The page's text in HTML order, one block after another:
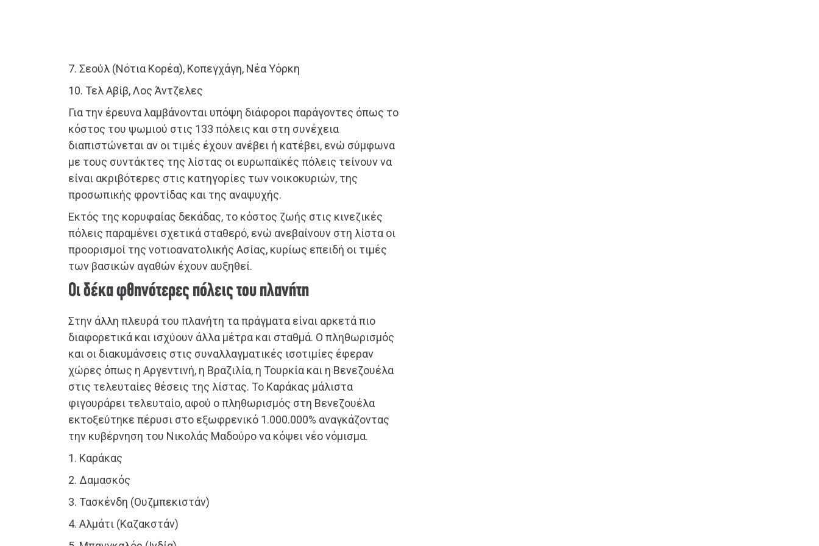
7. Σεούλ (Νότια Κορέα), Κοπεγχάγη, Νέα Υόρκη
10. Τελ Αβίβ, Λος Άντζελες
Για την έρευνα λαμβάνονται υπόψη διάφοροι παράγοντες όπως το
κόστος του ψωμιού στις 133 πόλεις και στη συνέχεια
διαπιστώνεται αν οι τιμές έχουν ανέβει ή κατέβει, ενώ σύμφωνα
με τους συντάκτες της λίστας οι ευρωπαϊκές πόλεις τείνουν να
είναι ακριβότερες στις κατηγορίες των νοικοκυριών, της
προσωπικής φροντίδας και της αναψυχής.
Εκτός της κορυφαίας δεκάδας, το κόστος ζωής στις κινεζικές
πόλεις παραμένει σχετικά σταθερό, ενώ ανεβαίνουν στη λίστα οι
προορισμοί της νοτιοανατολικής Ασίας, κυρίως επειδή οι τιμές
των βασικών αγαθών έχουν αυξηθεί.
Οι δέκα φθηνότερες πόλεις του πλανήτη
Στην άλλη πλευρά του πλανήτη τα πράγματα είναι αρκετά πιο
διαφορετικά και ισχύουν άλλα μέτρα και σταθμά. Ο πληθωρισμός
και οι διακυμάνσεις στις συναλλαγματικές ισοτιμίες έφεραν
χώρες όπως η Αργεντινή, η Βραζιλία, η Τουρκία και η Βενεζουέλα
στις τελευταίες θέσεις της λίστας. Το Καράκας μάλιστα
φιγουράρει τελευταίο, αφού ο πληθωρισμός στη Βενεζουέλα
εκτοξεύτηκε πέρυσι στο εξωφρενικό 1.000.000% αναγκάζοντας
την κυβέρνηση του Νικολάς Μαδούρο να κόψει νέο νόμισμα.
1. Καράκας
2. Δαμασκός
3. Τασκένδη (Ουζμπεκιστάν)
4. Αλμάτι (Καζακστάν)